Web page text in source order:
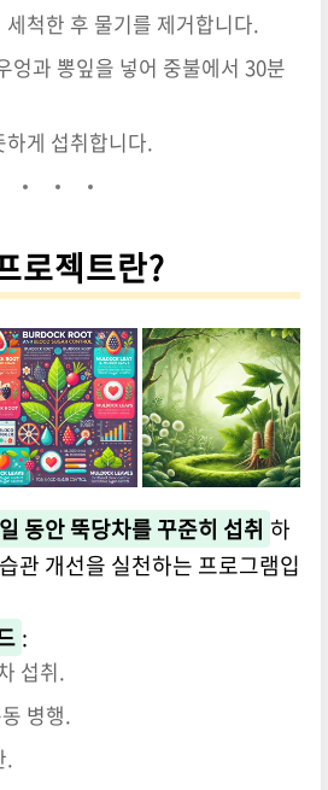
척한 후 물기를 제거합니다.
엉과 뽕잎을 넣어 중불에서 30분
게 섭취합니다.
로젝트란?
동안 뚝당차를 꾸준히 섭취 하
관 개선을 실천하는 프로그램입
:
섭취.
병행.
.